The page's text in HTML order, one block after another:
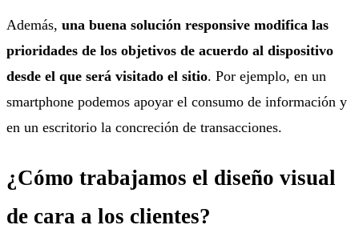
Además, una buena solución responsive modifica las
prioridades de los objetivos de acuerdo al dispositivo
desde el que será visitado el sitio. Por ejemplo, en un
smartphone podemos apoyar el consumo de información y
en un escritorio la concreción de transacciones.
¿Cómo trabajamos el diseño visual
de cara a los clientes?